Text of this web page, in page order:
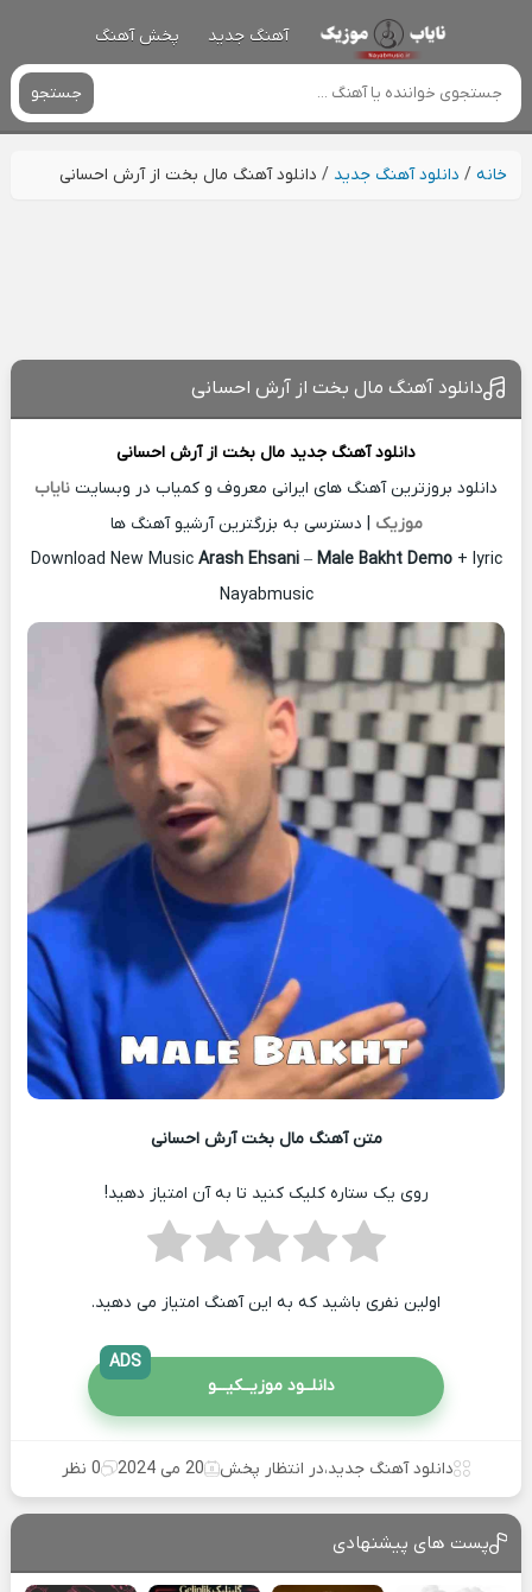
آهنگ جدید پخش آهنگ
جستجو
خانه/ دانلود آهنگ جدید / دانلود آهنگ مال بخت از آرش احسانی
دانلود آهنگ مال بخت از آرش احسانی
دانلود آهنگ جدید مال بخت ازآرش احسانی
دانلود بروزترین آهنگ های ایرانی معروف و کمیاب در وبسایت نایاب
موزیک | دسترسی به بزرگترین آرشیو آهنگ ها
Download New Music Arash Ehsani– Male Bakht Demo+ lyric
Nayabmusic
متن آهنگ مال بخت آرش احسانی
روی یک ستاره کلیک کنید تا به آن امتیاز دهید!
اولین نفری باشید که به این آهنگ امتیاز می دهید.
دانلــود موزیــکیـــو
ADS
دانلود آهنگ جدید،در انتظار پخش 20 می 2024 0 نظر
پست های پیشنهادی